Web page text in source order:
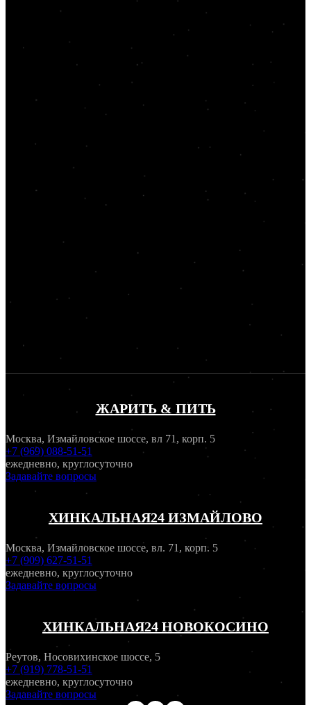
ЖАРИТЬ & ПИТЬ
Москва, Измайловское шоссе, вл 71, корп. 5
+7 (969) 088-51-51
ежедневно, круглосуточно
Задавайте вопросы
ХИНКАЛЬНАЯ24 ИЗМАЙЛОВО
Москва, Измайловское шоссе, вл. 71, корп. 5
+7 (909) 627-51-51
ежедневно, круглосуточно
Задавайте вопросы
ХИНКАЛЬНАЯ24 НОВОКОСИНО
Реутов, Носовихинское шоссе, 5
+7 (919) 778-51-51
ежедневно, круглосуточно
Задавайте вопросы